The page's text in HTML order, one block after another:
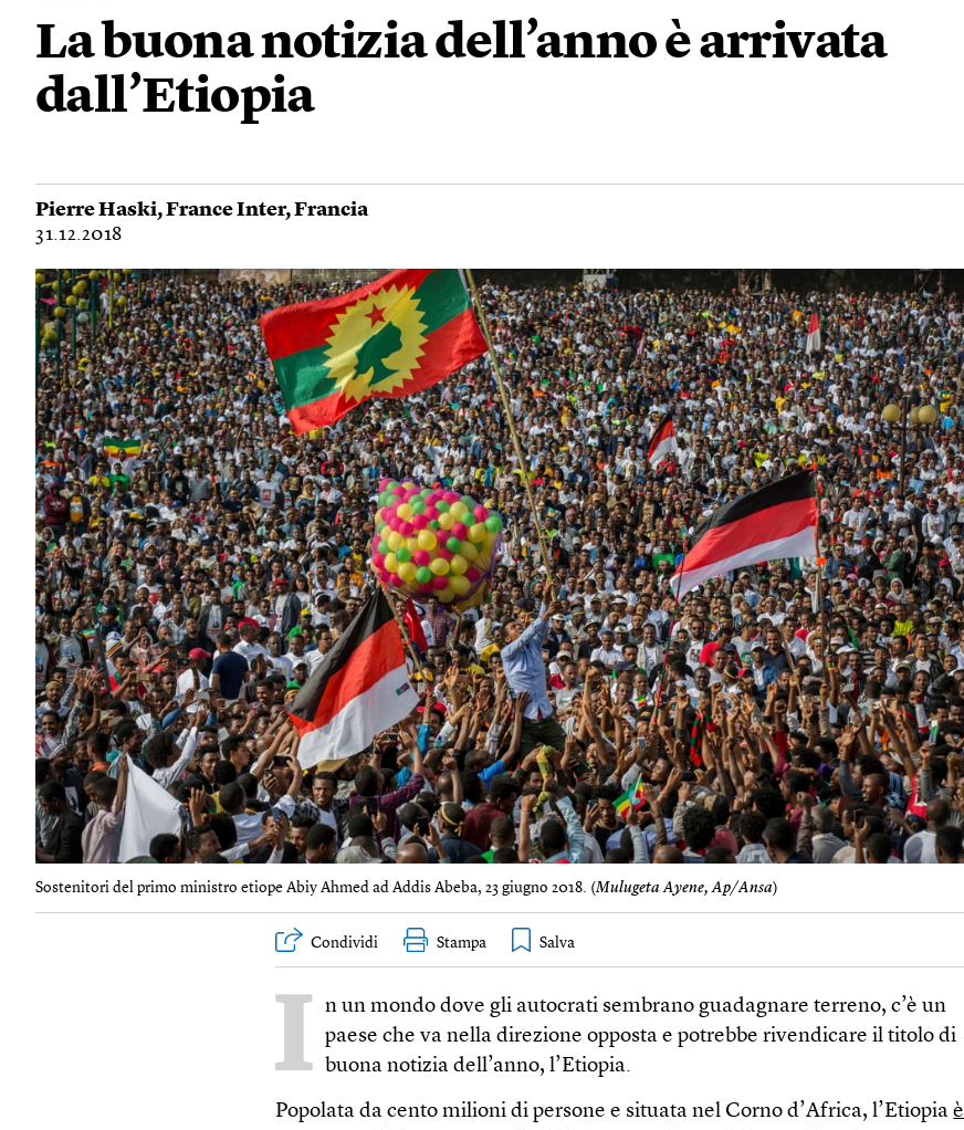
La buona notizia dell’anno è arrivata
dall’Etiopia
Pierre Haski,France Inter,Francia
31.12.2018
Sostenitori del primo ministro etiope Abiy Ahmed ad Addis Abeba, 23 giugno 2018. (Mulugeta Ayene, Ap/Ansa)
Condividi Stampa
I n un mondo dove gli autocrati sembrano guadagnare terreno, c’è un
paese che va nella direzione opposta e potrebbe rivendicare il titolo di
buona notizia dell’anno, l’Etiopia.
Popolata da cento milioni di persone e situata nel Corno d’Africa, l’Etiopiaè